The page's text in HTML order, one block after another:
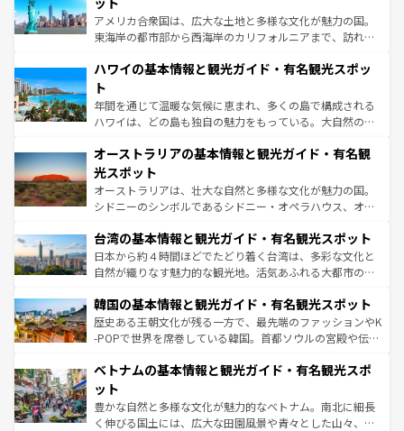
ことができる。国民の所得が高いため物価も高いが、旅行
者向けの交通パス提供のサービスもあり、うまく活用すれ
着のスイス情報はコンテンツ一覧を参照してほしい。
アメリカ合衆国は、広大な土地と多様な文化が魅力の国。
東海岸の都市部から西海岸のカリフォルニアまで、訪れる
のような巨大都市は、観光、ショッピング、エンターテイ
ンメントが詰まった刺激的なスポットだ。一方、アメリカ
西部には大自然が広がり、グランドキャニオンやイエロー
ストーン国立公園といった絶景が堪能できる。さらに、南
文化が魅力。旅行者はアメリカの各地域で異なる魅力を楽
しみながら、その多様性と豊かな歴史を感じることができ
るだろう。車でのロードトリップや列車の旅も、アメリカ
ならではの贅沢な旅のスタイルだ。 なお、新着のアメリカ
情報は コンテンツ一覧 を参照してほしい。
ハワイの基本情報と観光ガイド・有名観光スポッ
ト
年間を通じて温暖な気候に恵まれ、多くの島で構成される
ハワイは、どの島も独自の魅力をもっている。大自然の神
ワイ島は見逃せない。また、定番の観光地といえばオアフ
島だが、静かな自然を求めるならマウイ島やカウアイ島が
おすすめ。エメラルドグリーンに輝く海をはじめ、豊かな
文化や歴史が息づいている。「アロハスピリット」と呼ば
人々、おいしいローカルフードやハワイアンミュージッ
ク、伝統的なフラダンスなど、すべてがハワイの魅力を彩
っている。訪れるたびに新しい発見と感動が待っているハ
はコンテンツ一覧を参照してほしい。
オーストラリアの基本情報と観光ガイド・有名観
光スポット
オーストラリアは、壮大な自然と多様な文化が魅力の国。
シドニーのシンボルであるシドニー・オペラハウス、オー
リアリーフや大陸中央部にそびえるウルル（エアーズロッ
ク）、タスマニアの美しい原生林やケアンズの熱帯雨林な
ど、見どころがたくさん。また、カフェやワイン、オージ
いる。アクティビティも充実しており、サーフィンやダイ
ビング、ハイキングなど、アウトドア好きにはたまらな
い。オーストラリアの多彩な魅力を存分に味わいつくそ
参照してほしい。
台湾の基本情報と観光ガイド・有名観光スポット
日本から約４時間ほどでたどり着く台湾は、多彩な文化と
自然が織りなす魅力的な観光地。活気あふれる大都市の台
ン）、静ひつな山岳地帯である台湾東部など、都市の喧騒
と山間の静けさが共存しており、訪れる人に新しい発見と
驚きをもたらしてくれる。また、奥深い台湾の食文化も魅
容にもいいと評判のスイーツなど、バラエティ豊かな料理
照してほしい。
韓国の基本情報と観光ガイド・有名観光スポット
歴史ある王朝文化が残る一方で、最先端のファッションやK
-POPで世界を席巻している韓国。首都ソウルの宮殿や伝統
き、地方に足を延ばせば四季折々の自然美を楽しむことが
できる。そして、キムチや焼肉、絶品のストリートフード
まで、さまざまな韓国料理が待っている。夜には、韓国な
らではのナイトライフも堪能できる。あたたかいホスピタ
ベトナムの基本情報と観光ガイド・有名観光スポ
ット
豊かな自然と多様な文化が魅力的なベトナム。南北に細長
く伸びる国土には、広大な田園風景や青々とした山々、世